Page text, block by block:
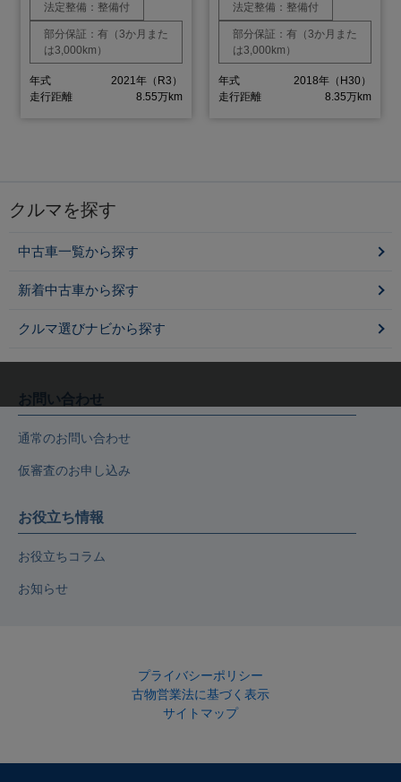
法定整備：整備付
部分保証：有（3か月また
は3,000km）
年式
2021年（R3）
走行距離
8.55万km
法定整備：整備付
部分保証：有（3か月また
は3,000km）
年式
2018年（H30）
走行距離
8.35万km
クルマを探す
中古車一覧から探す
新着中古車から探す
クルマ選びナビから探す
お問い合わせ
通常のお問い合わせ
仮審査のお申し込み
お役立ち情報
お役立ちコラム
お知らせ
プライバシーポリシー
古物営業法に基づく表示
サイトマップ